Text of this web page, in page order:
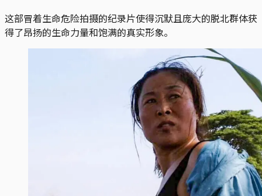
这部冒着生命危险拍摄的纪录片使得沉默且庞大的脱北群体获
得了昂扬的生命力量和饱满的真实形象。